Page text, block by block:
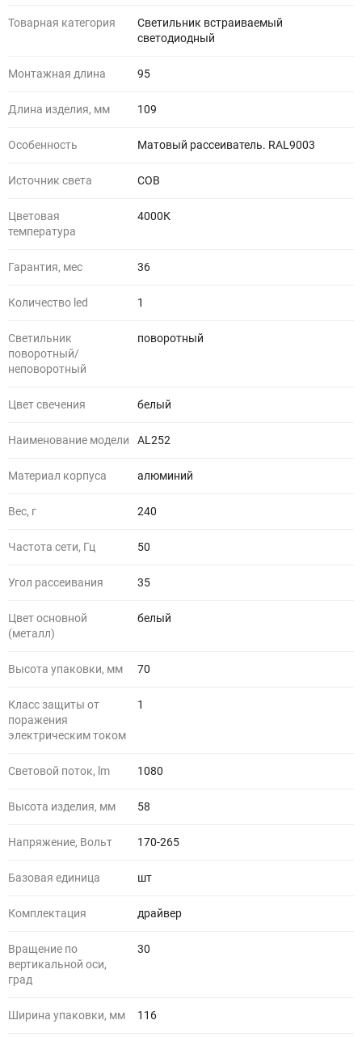
Товарная категория
Светильник встраиваемый
светодиодный
Монтажная длина 95
Длина изделия, мм 109
Особенность Матовый рассеиватель. RAL9003
Источник света COB
Цветовая
температура
4000К
Гарантия, мес 36
Количество led 1
Светильник
поворотный/
неповоротный
поворотный
Цвет свечения белый
Наименование модели AL252
Материал корпуса алюминий
Вес, г 240
Частота сети, Гц 50
Угол рассеивания 35
Цвет основной
(металл)
белый
Высота упаковки, мм 70
Класс защиты от
поражения
электрическим током
1
Световой поток, lm 1080
Высота изделия, мм 58
Напряжение, Вольт 170-265
Базовая единица шт
Комплектация драйвер
Вращение по
вертикальной оси,
град
30
Ширина упаковки, мм 116